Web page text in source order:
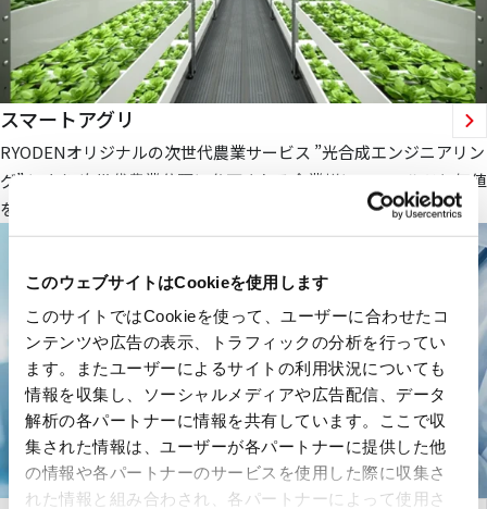
このウェブサイトはCookieを使用します
このサイトではCookieを使って、ユーザーに合わせたコ
ンテンツや広告の表示、トラフィックの分析を行ってい
ます。またユーザーによるサイトの利用状況についても
情報を収集し、ソーシャルメディアや広告配信、データ
解析の各パートナーに情報を共有しています。ここで収
集された情報は、ユーザーが各パートナーに提供した他
の情報や各パートナーのサービスを使用した際に収集さ
れた情報と組み合わされ、各パートナーによって使用さ
スマートアグリ
RYODENオリジナルの次世代農業サービス ”光合成エンジニアリン
グ” により 次世代農業分野に参画される企業様にフィールドと価値
を提供します。